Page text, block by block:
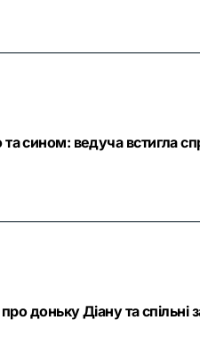
сином: ведуча встигла
доньку Діану та спільні